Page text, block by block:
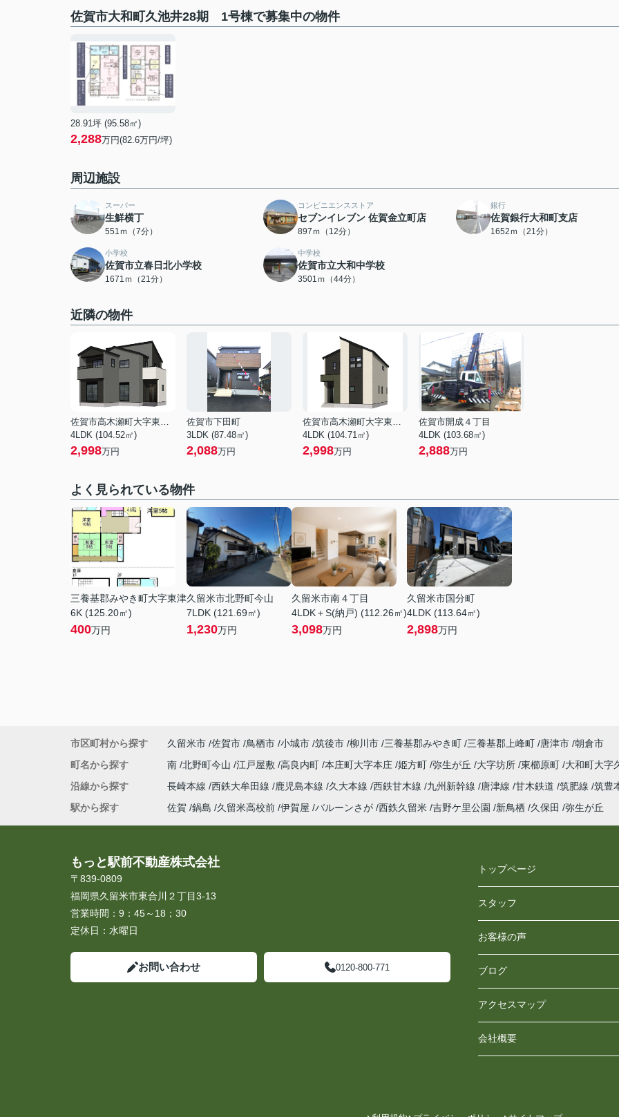
佐賀市大和町久池井28期 1号棟で募集中の物件
28.91坪 (95.58㎡)
2,288万円(82.6万円/坪)
周辺施設
スーパー
生鮮横丁
551ｍ（7分）
コンビニエンスストア
セブンイレブン 佐賀金立町店
897ｍ（12分）
銀行
佐賀銀行大和町支店
1652ｍ（21分）
小学校
佐賀市立春日北小学校
1671ｍ（21分）
中学校
佐賀市立大和中学校
3501ｍ（44分）
近隣の物件
佐賀市高木瀬町大字東高木
4LDK (104.52㎡)
2,998万円
佐賀市下田町
3LDK (87.48㎡)
2,088万円
佐賀市高木瀬町大字東高木
4LDK (104.71㎡)
2,998万円
佐賀市開成４丁目
4LDK (103.68㎡)
2,888万円
よく見られている物件
三養基郡みやき町大字東津
6K (125.20㎡)
400万円
久留米市北野町今山
7LDK (121.69㎡)
1,230万円
久留米市南４丁目
4LDK＋S(納戸) (112.26㎡)
3,098万円
久留米市国分町
4LDK (113.64㎡)
2,898万円
市区町村から探す 久留米市 佐賀市 鳥栖市 小城市 筑後市 柳川市 三養基郡みやき町 三養基郡上峰町 唐津市 朝倉市
町名から探す
南 北野町今山 江戸屋敷 高良内町 本庄町大字本庄 姫方町 弥生が丘 大字坊所 東櫛原町 大和町大字
沿線から探す
長崎本線 西鉄大牟田線 鹿児島本線 久大本線 西鉄甘木線 九州新幹線 唐津線 甘木鉄道 筑肥線 筑豊
駅から探す
佐賀 鍋島 久留米高校前 伊賀屋 バルーンさが 西鉄久留米 吉野ケ里公園 新鳥栖 久保田 弥生が丘
もっと駅前不動産株式会社
〒839-0809
福岡県久留米市東合川２丁目3-13
営業時間： 9：45～18；30
定休日： 水曜日
お問い合わせ 0120-800-771
トップページ
スタッフ
お客様の声
ブログ
アクセスマップ
会社概要